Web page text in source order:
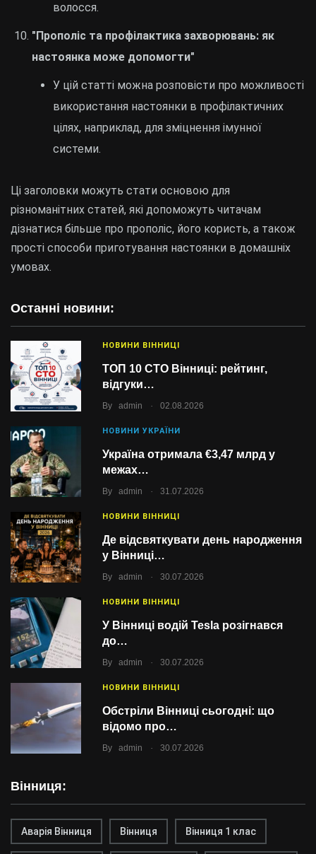
Останні новини:
НОВИНИ ВІННИЦІ
ТОП 10 СТО Вінниці: рейтинг,
відгуки…
By admin . 02.08.2026
НОВИНИ УКРАЇНИ
Україна отримала €3,47 млрд у
межах…
By admin . 31.07.2026
НОВИНИ ВІННИЦІ
Де відсвяткувати день народження
у Вінниці…
By admin . 30.07.2026
НОВИНИ ВІННИЦІ
У Вінниці водій Tesla розігнався
до…
By admin . 30.07.2026
НОВИНИ ВІННИЦІ
Обстріли Вінниці сьогодні: що
відомо про…
By admin . 30.07.2026
Вінниця:
Аварія Вінниця Вінниця Вінниця 1 клас
волосся.
"Прополіс та профілактика захворювань: як
настоянка може допомогти"
У цій статті можна розповісти про можливості
використання настоянки в профілактичних
цілях, наприклад, для зміцнення імунної
системи.
Ці заголовки можуть стати основою для
різноманітних статей, які допоможуть читачам
дізнатися більше про прополіс, його користь, а також
прості способи приготування настоянки в домашніх
умовах.